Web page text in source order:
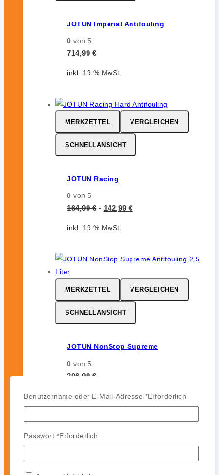
JOTUN Imperial Antifouling
0 von 5
714,99 €
inkl. 19 % MwSt.
MERKZETTEL VERGLEICHEN
SCHNELLANSICHT
JOTUN Racing
0 von 5
164,99€ - 142,99 €
inkl. 19 % MwSt.
MERKZETTEL VERGLEICHEN
SCHNELLANSICHT
JOTUN NonStop Supreme
0 von 5
206,99 €
inkl. 19 % MwSt.
MERKZETTEL VERGLEICHEN
Benutzername oder E-Mail-Adresse *Erforderlich
Passwort *Erforderlich